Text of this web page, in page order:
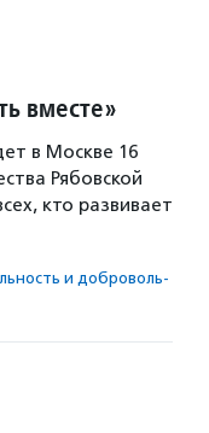
вместе»
в Москве 16
Рябовской
кто развивает
и доброволь­